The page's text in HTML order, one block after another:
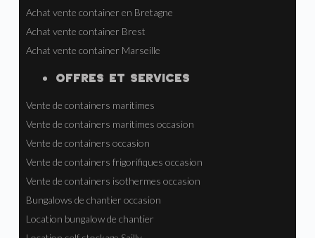
Achat vente container en Bretagne
Achat vente container Brest
Achat vente container Marseille
OFFRES ET SERVICES
Vente de containers maritimes
Vente de containers maritimes occasion
Vente de containers occasion
Vente de containers frigorifiques occasion
Vente de containers isothermes occasion
Bungalows de chantier occasion
Location bungalow de chantier